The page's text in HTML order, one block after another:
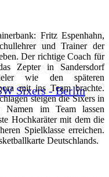
Sixers - Berlin
Fritz Espenhahn,
und Trainer der
Der richtige Coach für
Zepter in Sandersdorf
wie den späteren
mit ins Team brachte.
steigen die Sixers in
im Team lassen
Hochkaräter mit dem die
Spielklasse erreichen.
Deutschlands.